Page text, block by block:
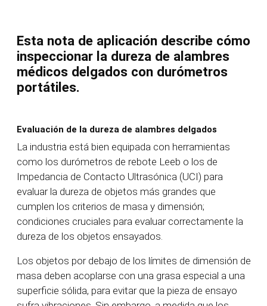
Esta nota de aplicación describe cómo
inspeccionar la dureza de alambres
médicos delgados con durómetros
portátiles.
Evaluación de la dureza de alambres delgados
La industria está bien equipada con herramientas
como los durómetros de rebote Leeb o los de
Impedancia de Contacto Ultrasónica (UCI) para
evaluar la dureza de objetos más grandes que
cumplen los criterios de masa y dimensión;
condiciones cruciales para evaluar correctamente la
dureza de los objetos ensayados.
Los objetos por debajo de los límites de dimensión de
masa deben acoplarse con una grasa especial a una
superficie sólida, para evitar que la pieza de ensayo